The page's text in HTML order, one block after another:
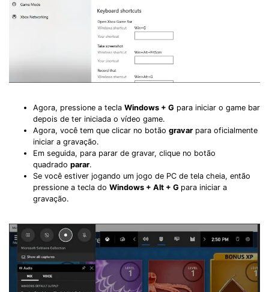
Agora, pressione a tecla Windows + G para iniciar o game bar
depois de ter iniciada o vídeo game.
Agora, você tem que clicar no botão gravar para oficialmente
iniciar a gravação.
Em seguida, para parar de gravar, clique no botão
quadrado parar.
Se você estiver jogando um jogo de PC de tela cheia, então
pressione a tecla do Windows + Alt + G para iniciar a
gravação.